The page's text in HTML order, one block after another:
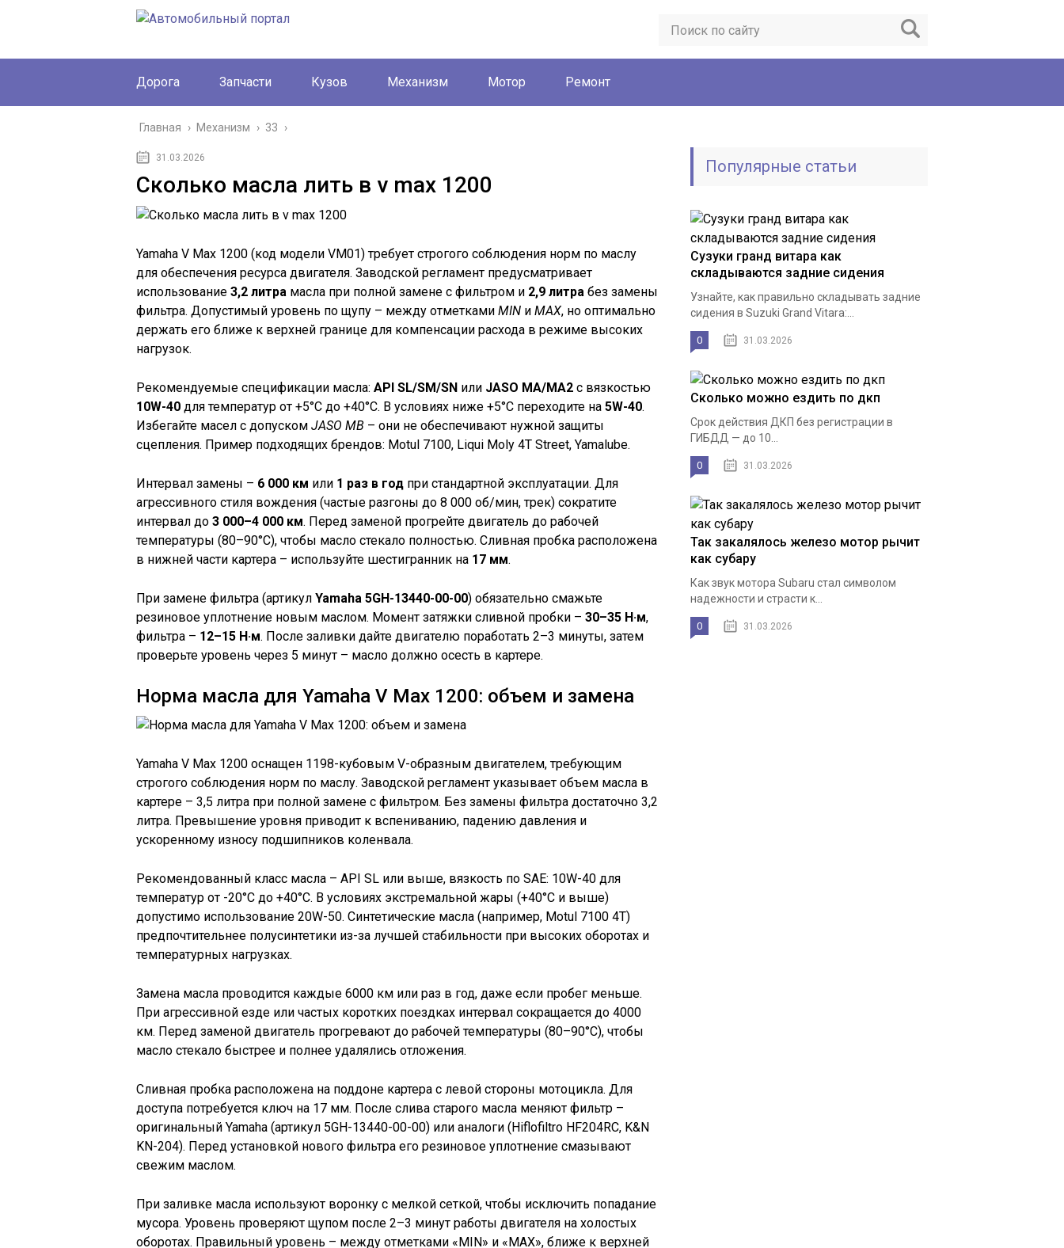
Дорога Запчасти Кузов Механизм Мотор Ремонт
Главная › Механизм › 33 ›
31.03.2026
Сколько масла лить в v max 1200
Yamaha V Max 1200 (код модели VM01) требует строгого соблюдения норм по маслу
для обеспечения ресурса двигателя. Заводской регламент предусматривает
использование 3,2 литра масла при полной замене с фильтром и 2,9 литра без замены
фильтра. Допустимый уровень по щупу – между отметками MIN и MAX, но оптимально
держать его ближе к верхней границе для компенсации расхода в режиме высоких
нагрузок.
Рекомендуемые спецификации масла: API SL/SM/SN или JASO MA/MA2 с вязкостью
10W-40 для температур от +5°C до +40°C. В условиях ниже +5°C переходите на 5W-40.
Избегайте масел с допуском JASO MB – они не обеспечивают нужной защиты
сцепления. Пример подходящих брендов: Motul 7100, Liqui Moly 4T Street, Yamalube.
Интервал замены – 6 000 км или 1 раз в год при стандартной эксплуатации. Для
агрессивного стиля вождения (частые разгоны до 8 000 об/мин, трек) сократите
интервал до 3 000–4 000 км. Перед заменой прогрейте двигатель до рабочей
температуры (80–90°C), чтобы масло стекало полностью. Сливная пробка расположена
в нижней части картера – используйте шестигранник на 17 мм.
При замене фильтра (артикул Yamaha 5GH-13440-00-00) обязательно смажьте
резиновое уплотнение новым маслом. Момент затяжки сливной пробки – 30–35 Н·м,
фильтра – 12–15 Н·м. После заливки дайте двигателю поработать 2–3 минуты, затем
проверьте уровень через 5 минут – масло должно осесть в картере.
Норма масла для Yamaha V Max 1200: объем и замена
Yamaha V Max 1200 оснащен 1198-кубовым V-образным двигателем, требующим
строгого соблюдения норм по маслу. Заводской регламент указывает объем масла в
картере – 3,5 литра при полной замене с фильтром. Без замены фильтра достаточно 3,2
литра. Превышение уровня приводит к вспениванию, падению давления и
ускоренному износу подшипников коленвала.
Рекомендованный класс масла – API SL или выше, вязкость по SAE: 10W-40 для
температур от -20°C до +40°C. В условиях экстремальной жары (+40°C и выше)
допустимо использование 20W-50. Синтетические масла (например, Motul 7100 4T)
предпочтительнее полусинтетики из-за лучшей стабильности при высоких оборотах и
температурных нагрузках.
Замена масла проводится каждые 6000 км или раз в год, даже если пробег меньше.
При агрессивной езде или частых коротких поездках интервал сокращается до 4000
км. Перед заменой двигатель прогревают до рабочей температуры (80–90°C), чтобы
масло стекало быстрее и полнее удалялись отложения.
Сливная пробка расположена на поддоне картера с левой стороны мотоцикла. Для
доступа потребуется ключ на 17 мм. После слива старого масла меняют фильтр –
оригинальный Yamaha (артикул 5GH-13440-00-00) или аналоги (Hiflofiltro HF204RC, K&N
KN-204). Перед установкой нового фильтра его резиновое уплотнение смазывают
свежим маслом.
При заливке масла используют воронку с мелкой сеткой, чтобы исключить попадание
мусора. Уровень проверяют щупом после 2–3 минут работы двигателя на холостых
оборотах. Правильный уровень – между отметками «MIN» и «MAX», ближе к верхней
Популярные статьи
Сузуки гранд витара как
складываются задние сидения
Узнайте, как правильно складывать задние
сидения в Suzuki Grand Vitara:...
0 31.03.2026
Сколько можно ездить по дкп
Срок действия ДКП без регистрации в
ГИБДД — до 10...
0 31.03.2026
Так закалялось железо мотор рычит
как субару
Как звук мотора Subaru стал символом
надежности и страсти к...
0 31.03.2026